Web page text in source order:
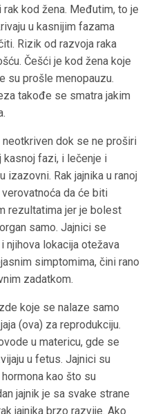
kod žena. Međutim, to je
u kasnijim fazama
Rizik od razvoja raka
Češći je kod žena koje
su prošle menopauzu.
takođe se smatra jakim
dok se ne proširi
kasnoj fazi, i lečenje i
izazovni. Rak jajnika u ranoj
da će biti
rezultatima jer je bolest
samo. Jajnici se
njihova lokacija otežava
simptomima, čini rano
zadatkom.
koje se nalaze samo
(ova) za reprodukciju.
u matericu, gde se
u fetus. Jajnici su
kao što su
jajnik je sa svake strane
jajnika brzo razvije. Ako